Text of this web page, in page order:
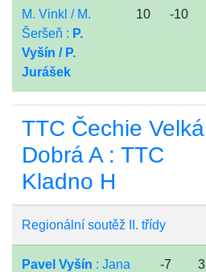
M. Vinkl / M.
Šeršeň : P.
Vyšín / P.
Jurášek
10 -10
TTC Čechie Velká
Dobrá A : TTC
Kladno H
Regionální soutěž II. třídy
Pavel Vyšín : Jana
-7 3